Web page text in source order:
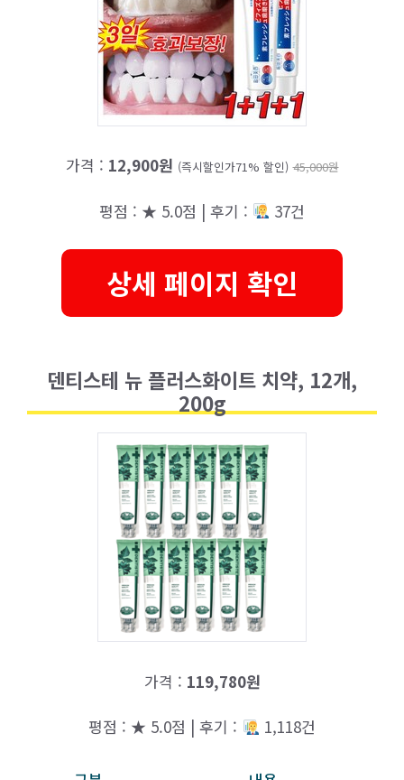
가격 : 12,900원 (즉시할인가71% 할인) 45,000원
평점 : ★ 5.0점 | 후기 : 37건
상세 페이지 확인
덴티스테 뉴 플러스화이트 치약, 12개,
200g
가격 : 119,780원
평점 : ★ 5.0점 | 후기 : 1,118건